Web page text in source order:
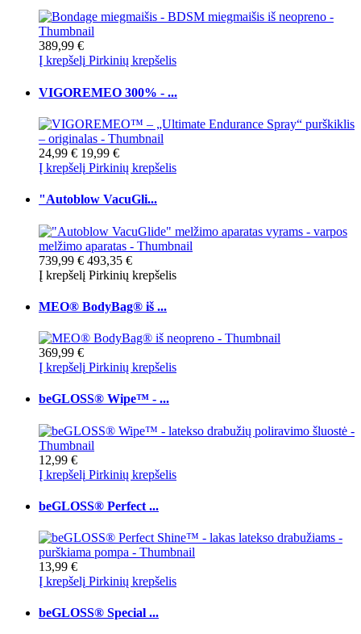
389,99 €
Į krepšelį Pirkinių krepšelis
VIGOREMEO 300% - ...
24,99 € 19,99 €
Į krepšelį Pirkinių krepšelis
"Autoblow VacuGli...
739,99 € 493,35 €
Į krepšelį Pirkinių krepšelis
MEO® BodyBag® iš ...
369,99 €
Į krepšelį Pirkinių krepšelis
beGLOSS® Wipe™ - ...
12,99 €
Į krepšelį Pirkinių krepšelis
beGLOSS® Perfect ...
13,99 €
Į krepšelį Pirkinių krepšelis
beGLOSS® Special ...